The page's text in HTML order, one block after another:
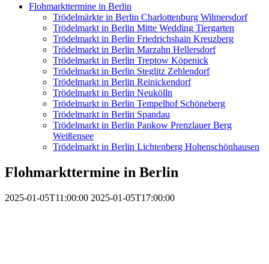
Flohmarkttermine in Berlin
Trödelmärkte in Berlin Charlottenburg Wilmersdorf
Trödelmarkt in Berlin Mitte Wedding Tiergarten
Trödelmarkt in Berlin Friedrichshain Kreuzberg
Trödelmarkt in Berlin Marzahn Hellersdorf
Trödelmarkt in Berlin Treptow Köpenick
Trödelmarkt in Berlin Steglitz Zehlendorf
Trödelmarkt in Berlin Reinickendorf
Trödelmarkt in Berlin Neukölln
Trödelmarkt in Berlin Tempelhof Schöneberg
Trödelmarkt in Berlin Spandau
Trödelmarkt in Berlin Pankow Prenzlauer Berg
Weißensee
Trödelmarkt in Berlin Lichtenberg Hohenschönhausen
Flohmarkttermine in Berlin
2025-01-05T11:00:00 2025-01-05T17:00:00